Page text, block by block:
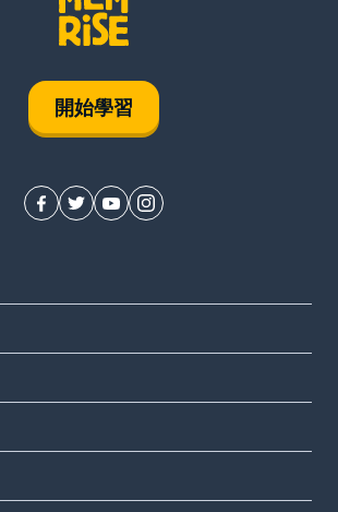
開始學習